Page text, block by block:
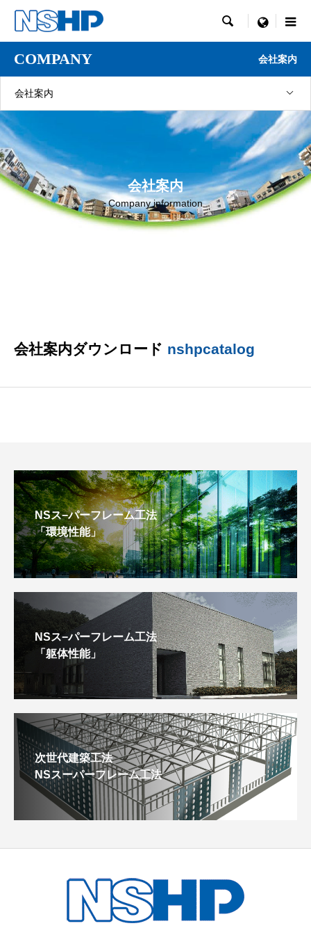
 menu
COMPANY 会社案内
会社案内
会社案内
Company information
会社案内ダウンロード nshpcatalog
NSス−パーフレーム工法
「環境性能」
NSス−パーフレーム工法
「躯体性能」
次世代建築工法
NSスーパーフレーム工法